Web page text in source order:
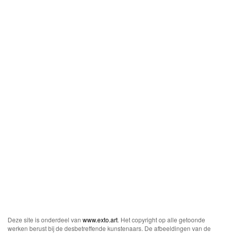
Deze site is onderdeel van www.exto.art. Het copyright op alle getoonde
werken berust bij de desbetreffende kunstenaars. De afbeeldingen van de